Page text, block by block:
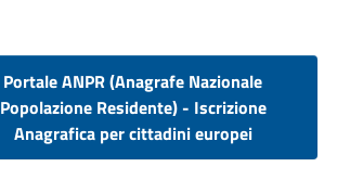
Portale ANPR (Anagrafe Nazionale
Popolazione Residente) - Iscrizione
Anagrafica per cittadini europei